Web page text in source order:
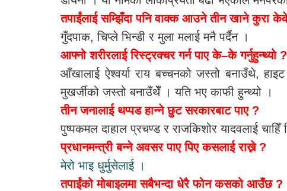
तपाईंलाई सम्झिँदा पनि वाक्क आउने तीन खाने कुरा
गुँदपाक, चिप्ले भिन्डी र मुला मलाई मनै पर्दैन ।
आफ्नो शरीरलाई रिस्ट्रक्चर गर्न पाए के–के गर्नुहुन्थ्यो ?
आँखालाई ऐश्वर्या राय बच्चनको जस्तो बनाउँथे,
मुखर्जीको जस्तो बनाउँथेँ । यति भए काफी हुन्थ्यो ।
तीन जनालाई थप्पड हान्ने छुट सरकारबाट पाए ?
पुष्पकमल दाहाल प्रचण्ड र राजकिशोर यादवलाई चाहिँ
प्रधानमन्त्री बन्ने अवसर पाए पिए कसलाई राख्ने ?
मेरो भाइ धुर्मुसेलाई ।
तपाईंको मोबाइलमा सबैभन्दा धेरै फोन कसको आउँछ ?